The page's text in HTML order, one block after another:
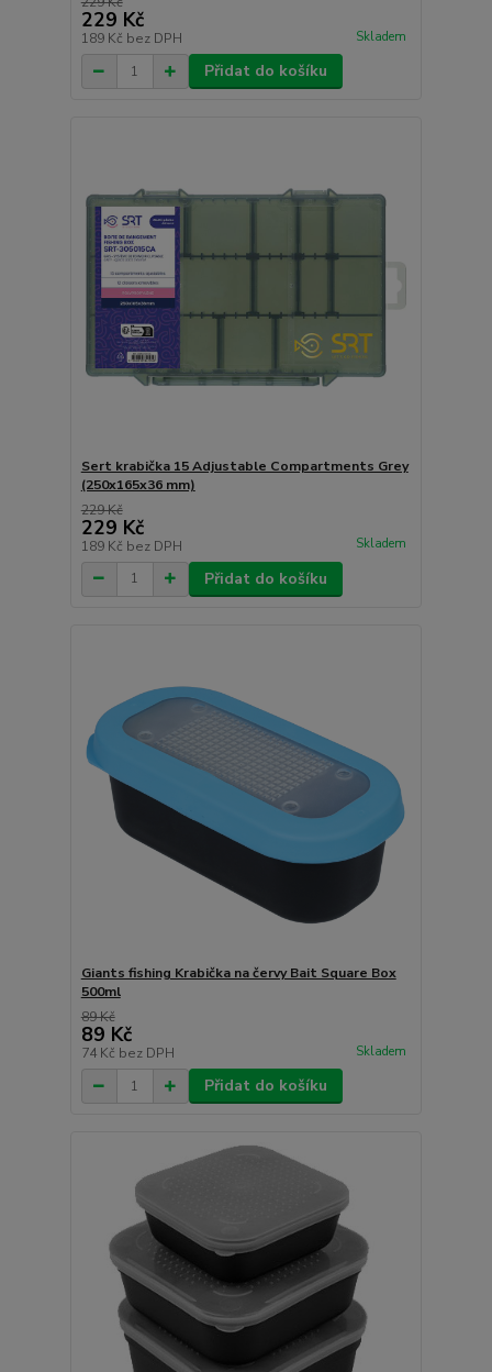
229 Kč
189 Kč bez DPH Skladem
Přidat do košíku
Sert krabička 15 Adjustable Compartments Grey
(250x165x36 mm)
229 Kč
229 Kč
189 Kč bez DPH Skladem
Přidat do košíku
Giants fishing Krabička na červy Bait Square Box
500ml
89 Kč
89 Kč
74 Kč bez DPH Skladem
Přidat do košíku